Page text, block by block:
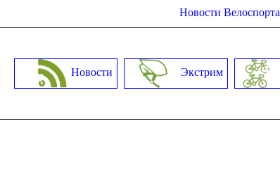
Новости Велоспорта
Новости Экстрим